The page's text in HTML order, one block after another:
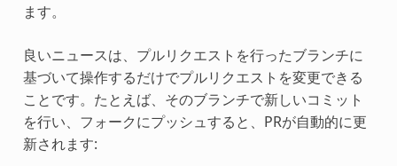
ます。
良いニュースは、プルリクエストを行ったブランチに
基づいて操作するだけでプルリクエストを変更できる
ことです。たとえば、そのブランチで新しいコミット
を行い、フォークにプッシュすると、PRが自動的に更
新されます: